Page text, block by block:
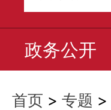
政务公开
首页 > 专题 >